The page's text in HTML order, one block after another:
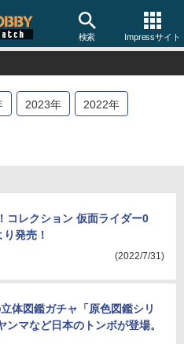
検索 Impressサイト
2023年 2022年
コレクション 仮面ライダー0
発売！
(2022/7/31)
体図鑑ガチャ「原色図鑑シリ
ンマなど日本のトンボが登場。